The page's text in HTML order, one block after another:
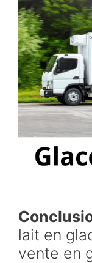
lait en
vente en